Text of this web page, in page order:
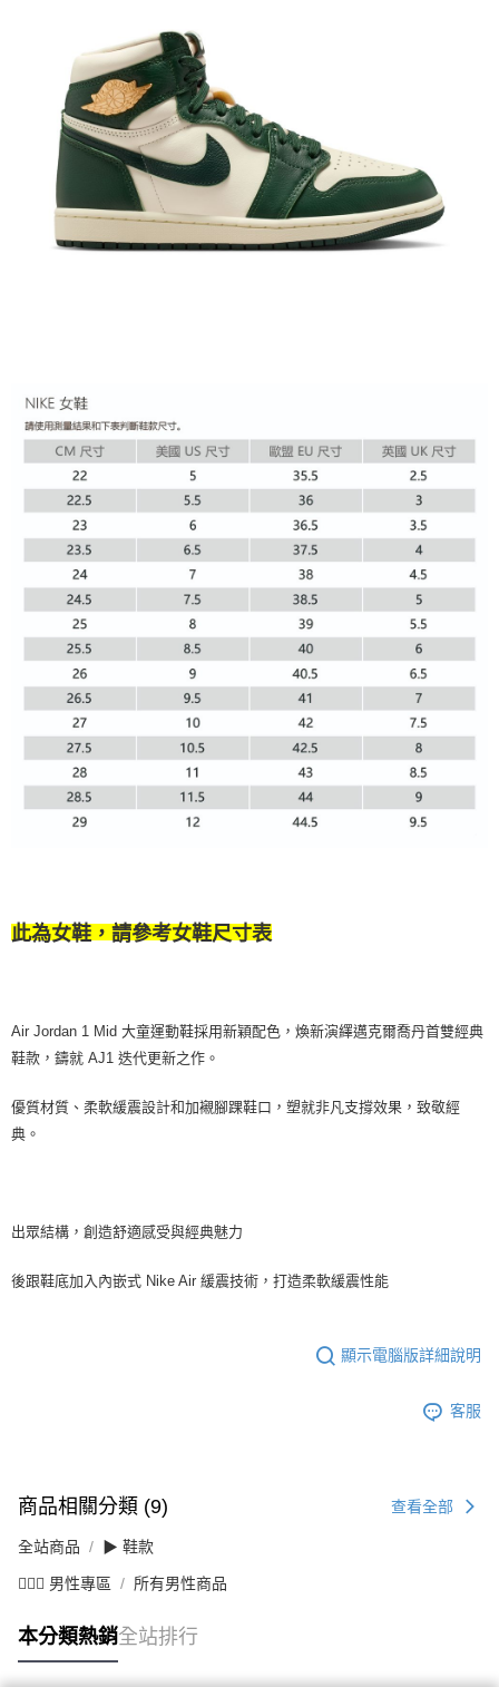
此為女鞋，請參考女鞋尺寸表
Air Jordan 1 Mid 大童運動鞋採用新穎配色，煥新演繹邁克爾喬丹首雙經典
鞋款，鑄就 AJ1 迭代更新之作。
優質材質、柔軟緩震設計和加襯腳踝鞋口，塑就非凡支撐效果，致敬經
典。
出眾結構，創造舒適感受與經典魅力
後跟鞋底加入內嵌式 Nike Air 緩震技術，打造柔軟緩震性能
顯示電腦版詳細說明
客服
商品相關分類 (9) 查看全部
全站商品 ▶ 鞋款
💁🏻‍♂️ 男性專區 所有男性商品
本分類熱銷全站排行